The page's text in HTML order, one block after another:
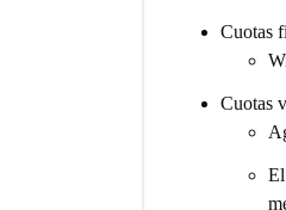
Cuotas
Cuotas